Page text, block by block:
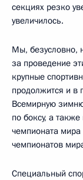
секциях резко
увеличилось.
Мы, безусловно,
за проведение
крупные
продолжится и в
Всемирную
по боксу, а
чемпионата мира
чемпионатов
Специальный